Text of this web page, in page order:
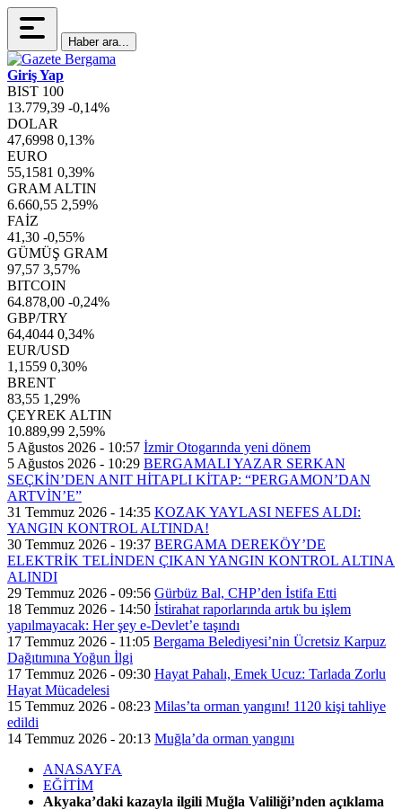
Haber ara...
Giriş Yap
BIST 100
13.779,39 -0,14%
DOLAR
47,6998 0,13%
EURO
55,1581 0,39%
GRAM ALTIN
6.660,55 2,59%
FAİZ
41,30 -0,55%
GÜMÜŞ GRAM
97,57 3,57%
BITCOIN
64.878,00 -0,24%
GBP/TRY
64,4044 0,34%
EUR/USD
1,1559 0,30%
BRENT
83,55 1,29%
ÇEYREK ALTIN
10.889,99 2,59%
5 Ağustos 2026 - 10:57 İzmir Otogarında yeni dönem
5 Ağustos 2026 - 10:29 BERGAMALI YAZAR SERKAN
SEÇKİN’DEN ANIT HİTAPLI KİTAP: “PERGAMON’DAN
ARTVİN’E”
31 Temmuz 2026 - 14:35 KOZAK YAYLASI NEFES ALDI:
YANGIN KONTROL ALTINDA!
30 Temmuz 2026 - 19:37 BERGAMA DEREKÖY’DE
ELEKTRİK TELİNDEN ÇIKAN YANGIN KONTROL ALTINA
ALINDI
29 Temmuz 2026 - 09:56 Gürbüz Bal, CHP’den İstifa Etti
18 Temmuz 2026 - 14:50 İstirahat raporlarında artık bu işlem
yapılmayacak: Her şey e-Devlet’e taşındı
17 Temmuz 2026 - 11:05 Bergama Belediyesi’nin Ücretsiz Karpuz
Dağıtımına Yoğun İlgi
17 Temmuz 2026 - 09:30 Hayat Pahalı, Emek Ucuz: Tarlada Zorlu
Hayat Mücadelesi
15 Temmuz 2026 - 08:23 Milas’ta orman yangını! 1120 kişi tahliye
edildi
14 Temmuz 2026 - 20:13 Muğla’da orman yangını
ANASAYFA
EĞİTİM
Akyaka’daki kazayla ilgili Muğla Valiliği’nden açıklama